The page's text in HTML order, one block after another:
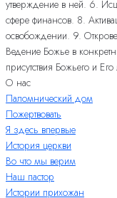
утверждение в ней. 6.
сфере финансов. 8.
освобождении. 9.
Ведение Божье в
присутствия Божьего и
О нас
Паломнический дом
Пожертвовать
Я здесь впервые
История церкви
Во что мы верим
Наш пастор
Истории прихожан